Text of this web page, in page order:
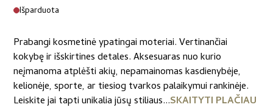
Išparduota
Prabangi kosmetinė ypatingai moteriai. Vertinančiai
kokybę ir išskirtines detales. Aksesuaras nuo kurio
neįmanoma atplėšti akių, nepamainomas kasdienybėje,
kelionėje, sporte, ar tiesiog tvarkos palaikymui rankinėje.
Leiskite jai tapti unikalia jūsų stiliaus...SKAITYTI PLAČIAU